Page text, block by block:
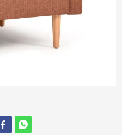
 